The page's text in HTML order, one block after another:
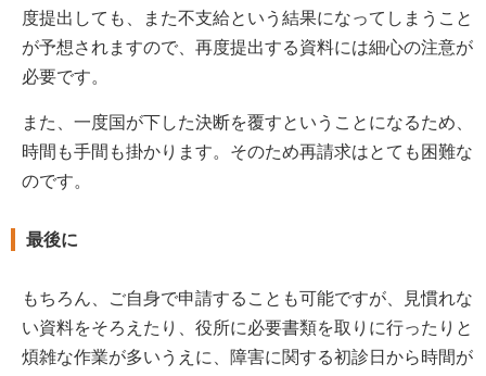
度提出しても、また不支給という結果になってしまうこと
が予想されますので、再度提出する資料には細心の注意が
必要です。
また、一度国が下した決断を覆すということになるため、
時間も手間も掛かります。そのため再請求はとても困難な
のです。
最後に
もちろん、ご自身で申請することも可能ですが、見慣れな
い資料をそろえたり、役所に必要書類を取りに行ったりと
煩雑な作業が多いうえに、障害に関する初診日から時間が